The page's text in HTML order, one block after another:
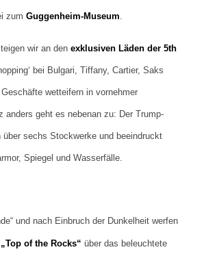
zum Guggenheim-Museum
wir an den exklusiven Läden der 5th
bei Bulgari, Tiffany, Cartier, Saks
wetteifern in vornehmer
anders geht es nebenan zu: Der Trump-
sechs Stockwerke und beeindruckt
Spiegel und Wasserfälle.
und nach Einbruch der Dunkelheit werfen
„Top of the Rocks“ über das beleuchtete